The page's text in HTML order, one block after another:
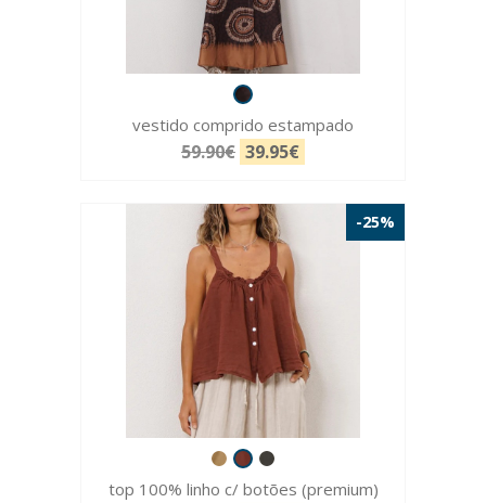
vestido comprido estampado
59.90€ 39.95€
-25%
top 100% linho c/ botões (premium)